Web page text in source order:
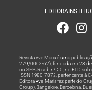
EDITORA
Revista Ave Maria é uma
279/0002-62), fundada em 28 de
no SEPJR sob nº 50, no RTD sob
ISSN 1980-7872, pertencente à
Editora Ave-Maria faz parte do
Group). Bangalore; Barcelona;